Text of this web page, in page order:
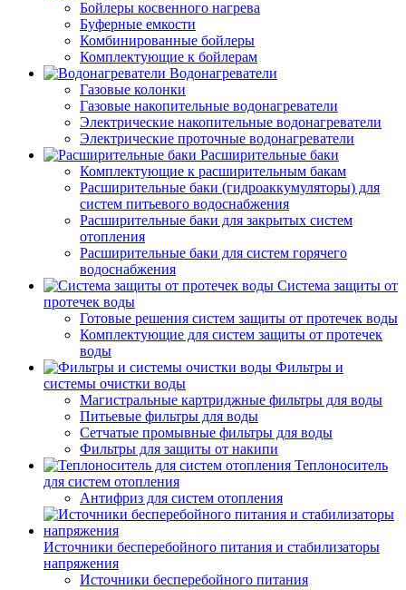
Бойлеры косвенного нагрева
Буферные емкости
Комбинированные бойлеры
Комплектующие к бойлерам
Водонагреватели
Газовые колонки
Газовые накопительные водонагреватели
Электрические накопительные водонагреватели
Электрические проточные водонагреватели
Расширительные баки
Комплектующие к расширительным бакам
Расширительные баки (гидроаккумуляторы) для
систем питьевого водоснабжения
Расширительные баки для закрытых систем
отопления
Расширительные баки для систем горячего
водоснабжения
Система защиты от
протечек воды
Готовые решения систем защиты от протечек воды
Комплектующие для систем защиты от протечек
воды
Фильтры и
системы очистки воды
Магистральные картриджные фильтры для воды
Питьевые фильтры для воды
Сетчатые промывные фильтры для воды
Фильтры для защиты от накипи
Теплоноситель
для систем отопления
Антифриз для систем отопления
Источники бесперебойного питания и стабилизаторы
напряжения
Источники бесперебойного питания